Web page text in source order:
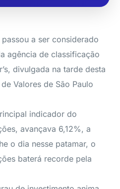
a ser considerado
agência de classificação
divulgada na tarde desta
Valores de São Paulo
indicador do
avançava 6,12%, a
o dia nesse patamar, o
baterá recorde pela